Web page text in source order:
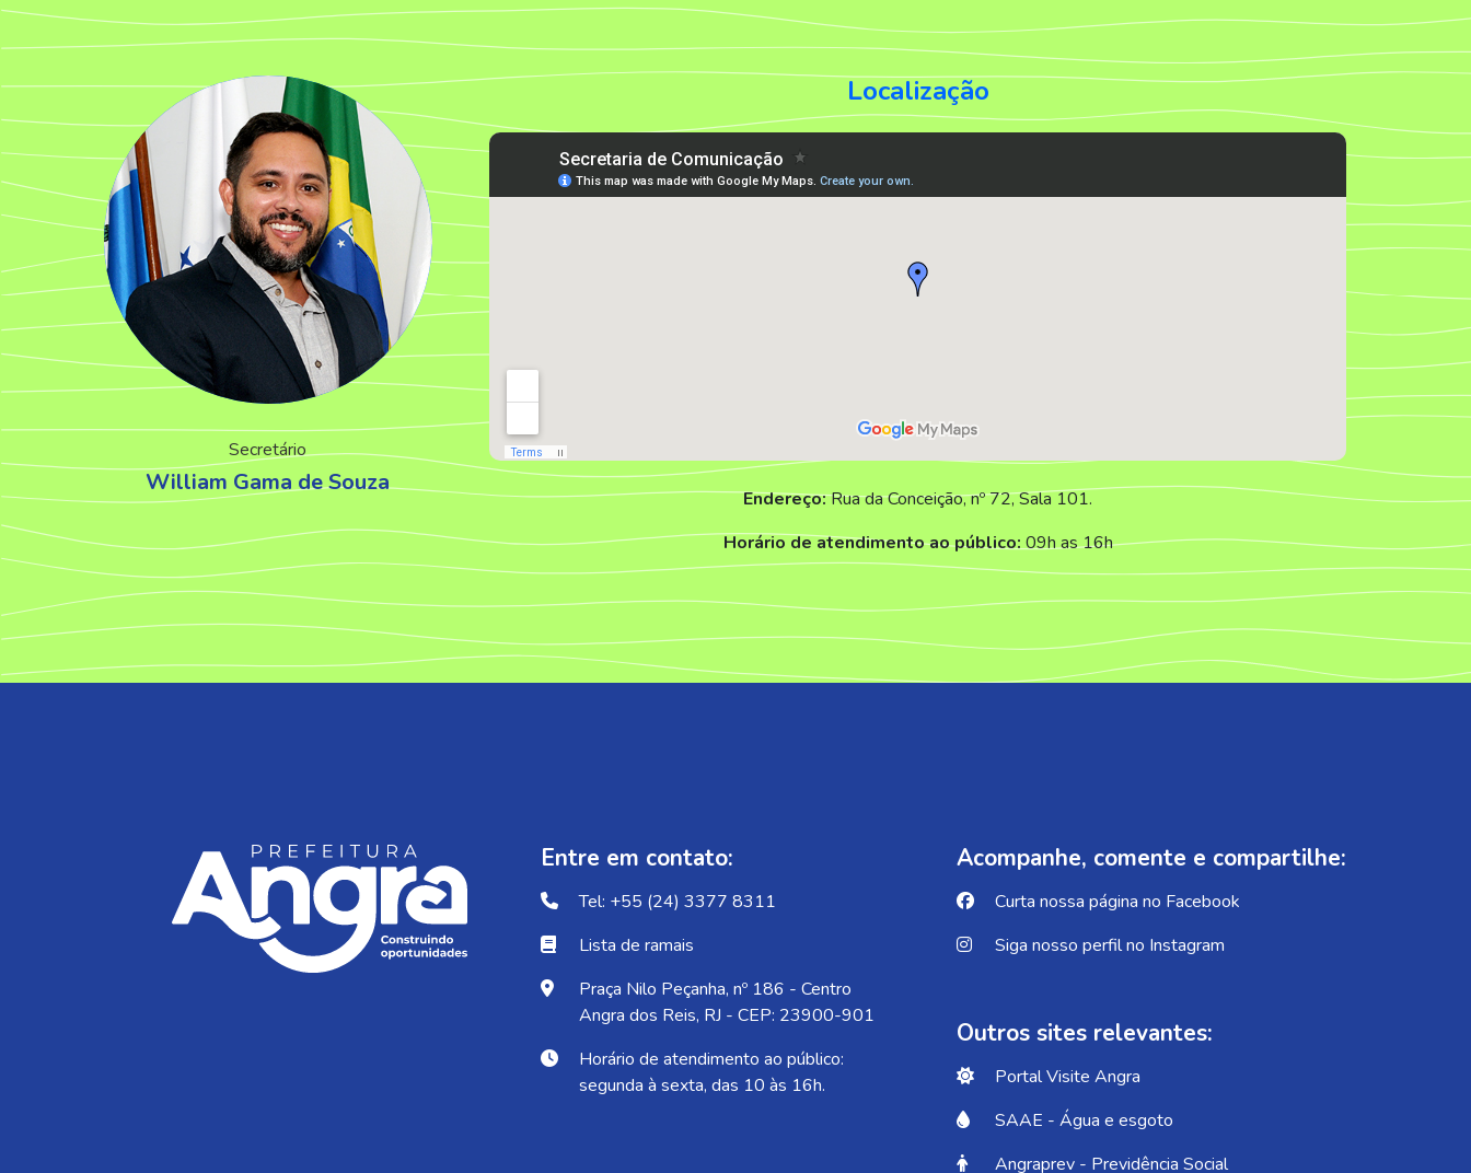
Secretário
William Gama de Souza
Localização
Endereço:Rua da Conceição, nº 72, Sala 101.
Horário de atendimento ao público:09h as 16h
Entre em contato:
Tel: +55 (24) 3377 8311
Lista de ramais
Praça Nilo Peçanha, nº 186 - Centro
Angra dos Reis, RJ - CEP: 23900-901
Horário de atendimento ao público:
segunda à sexta, das 10 às 16h.
Acompanhe, comente e compartilhe:
Curta nossa página no Facebook
Siga nosso perfil no Instagram
Outros sites relevantes:
Portal Visite Angra
SAAE - Água e esgoto
Angraprev - Previdência Social